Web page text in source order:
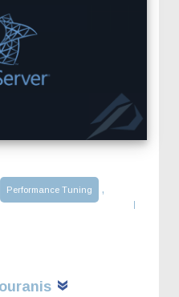
Performance Tuning ,